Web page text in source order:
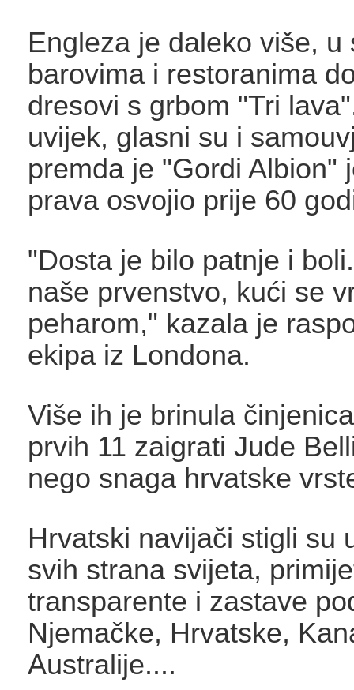
Engleza je daleko više, u
barovima i restoranima
dresovi s grbom "Tri
uvijek, glasni su i
premda je "Gordi Albion"
prava osvojio prije 60
"Dosta je bilo patnje i
naše prvenstvo, kući se
peharom," kazala je
ekipa iz Londona.
Više ih je brinula
prvih 11 zaigrati Jude
nego snaga hrvatske
Hrvatski navijači stigli su
svih strana svijeta,
transparente i zastave
Njemačke, Hrvatske,
Australije....